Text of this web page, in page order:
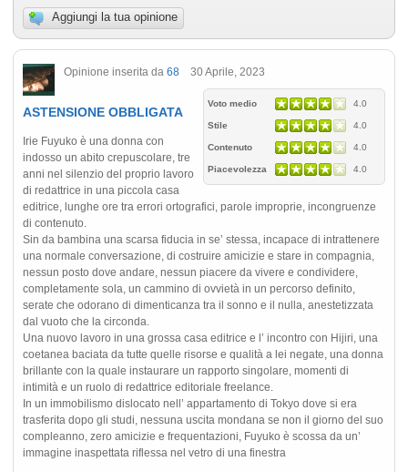
Aggiungi la tua opinione
Opinione inserita da 68 30 Aprile, 2023
Voto medio 4.0
Stile 4.0
Contenuto 4.0
Piacevolezza 4.0
ASTENSIONE OBBLIGATA
Irie Fuyuko è una donna con
indosso un abito crepuscolare, tre
anni nel silenzio del proprio lavoro
di redattrice in una piccola casa
editrice, lunghe ore tra errori ortografici, parole improprie, incongruenze
di contenuto.
Sin da bambina una scarsa fiducia in se’ stessa, incapace di intrattenere
una normale conversazione, di costruire amicizie e stare in compagnia,
nessun posto dove andare, nessun piacere da vivere e condividere,
completamente sola, un cammino di ovvietà in un percorso definito,
serate che odorano di dimenticanza tra il sonno e il nulla, anestetizzata
dal vuoto che la circonda.
Una nuovo lavoro in una grossa casa editrice e l’ incontro con Hijiri, una
coetanea baciata da tutte quelle risorse e qualità a lei negate, una donna
brillante con la quale instaurare un rapporto singolare, momenti di
intimità e un ruolo di redattrice editoriale freelance.
In un immobilismo dislocato nell’ appartamento di Tokyo dove si era
trasferita dopo gli studi, nessuna uscita mondana se non il giorno del suo
compleanno, zero amicizie e frequentazioni, Fuyuko è scossa da un’
immagine inaspettata riflessa nel vetro di una finestra